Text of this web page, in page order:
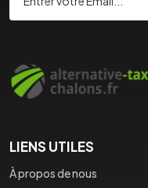
LIENS UTILES
À propos de nous